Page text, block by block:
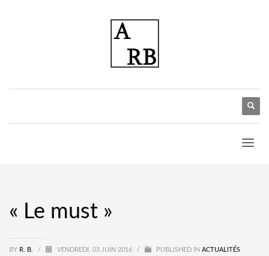
« Le must »
BY R. B. / VENDREDI, 03 JUIN 2016 / PUBLISHED IN ACTUALITÉS